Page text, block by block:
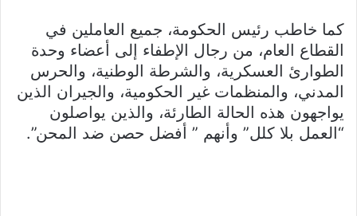
كما خاطب رئيس الحكومة، جميع العاملين في
القطاع العام، من رجال الإطفاء إلى أعضاء وحدة
الطوارئ العسكرية، والشرطة الوطنية، والحرس
المدني، والمنظمات غير الحكومية، والجيران الذين
يواجهون هذه الحالة الطارئة، والذين يواصلون
“العمل بلا كلل” وأنهم ” أفضل حصن ضد المحن”.